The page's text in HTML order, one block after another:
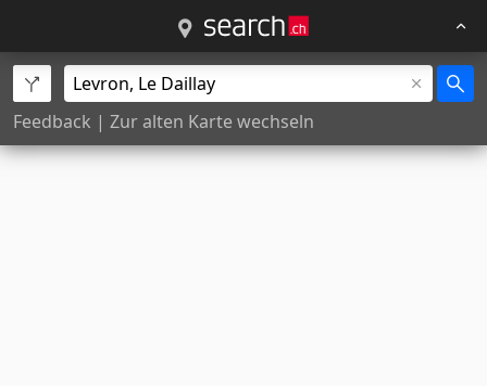
Feedback | Zur alten Karte wechseln